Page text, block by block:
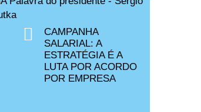
CAMPANHA
SALARIAL: A
ESTRATÉGIA É A
LUTA POR ACORDO
POR EMPRESA